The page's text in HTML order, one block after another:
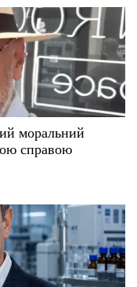
моральний
справою